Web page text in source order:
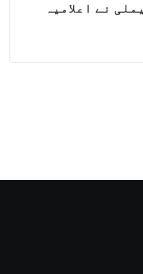
نے اعلامیہ